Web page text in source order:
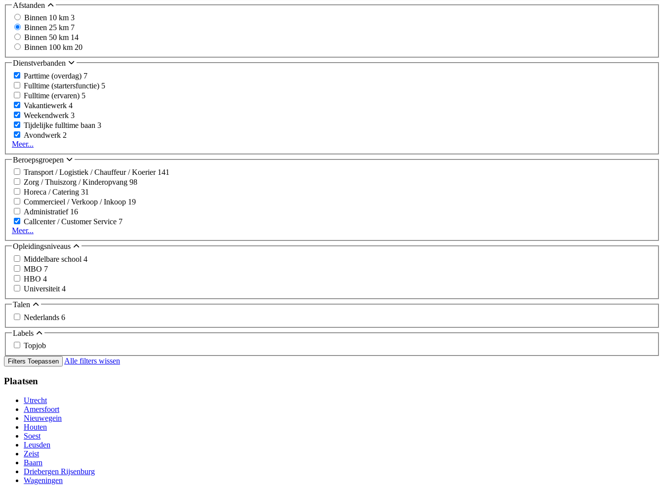
Afstanden
Binnen 10 km 3
Binnen 25 km 7
Binnen 50 km 14
Binnen 100 km 20
Dienstverbanden
Parttime (overdag) 7
Fulltime (startersfunctie) 5
Fulltime (ervaren) 5
Vakantiewerk 4
Weekendwerk 3
Tijdelijke fulltime baan 3
Avondwerk 2
Meer...
Beroepsgroepen
Transport / Logistiek / Chauffeur / Koerier 141
Zorg / Thuiszorg / Kinderopvang 98
Horeca / Catering 31
Commercieel / Verkoop / Inkoop 19
Administratief 16
Callcenter / Customer Service 7
Meer...
Opleidingsniveaus
Middelbare school 4
MBO 7
HBO 4
Universiteit 4
Talen
Nederlands 6
Labels
Topjob
Filters Toepassen Alle filters wissen
Plaatsen
Utrecht
Amersfoort
Nieuwegein
Houten
Soest
Leusden
Zeist
Baarn
Driebergen Rijsenburg
Wageningen